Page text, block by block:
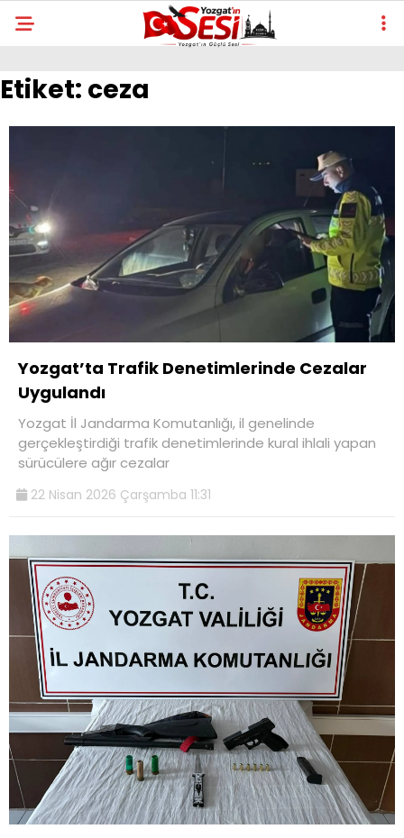
Etiket: ceza
Yozgat’ta Trafik Denetimlerinde Cezalar
Uygulandı
Yozgat İl Jandarma Komutanlığı, il genelinde
gerçekleştirdiği trafik denetimlerinde kural ihlali yapan
sürücülere ağır cezalar
22 Nisan 2026 Çarşamba 11:31